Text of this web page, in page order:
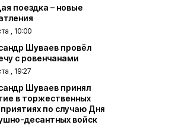
поездка – новые
, 10:00
Шуваев провёл
с ровенчанами
, 19:27
Шуваев принял
в торжественных
по случаю Дня
десантных войск